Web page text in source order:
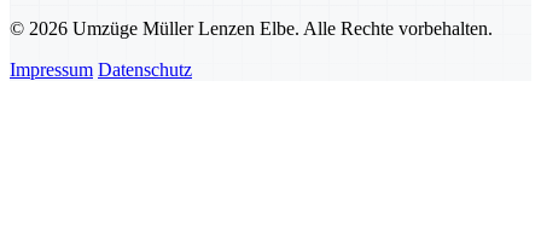
© 2026 Umzüge Müller Lenzen Elbe. Alle Rechte vorbehalten.
Impressum Datenschutz